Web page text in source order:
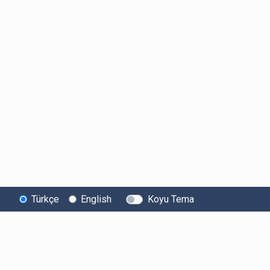
Türkçe English Koyu Tema